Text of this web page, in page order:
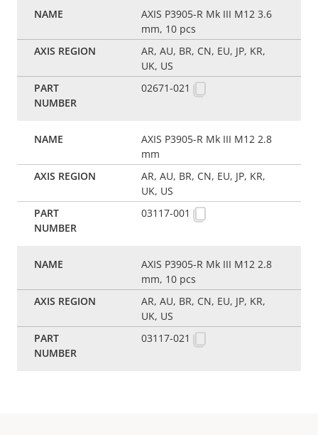
AXIS P3905-R Mk III M12 3.6
mm, 10 pcs
AR, AU, BR, CN, EU, JP, KR,
UK, US
02671-021
AXIS P3905-R Mk III M12 2.8
mm
AR, AU, BR, CN, EU, JP, KR,
UK, US
03117-001
AXIS P3905-R Mk III M12 2.8
mm, 10 pcs
AR, AU, BR, CN, EU, JP, KR,
UK, US
03117-021